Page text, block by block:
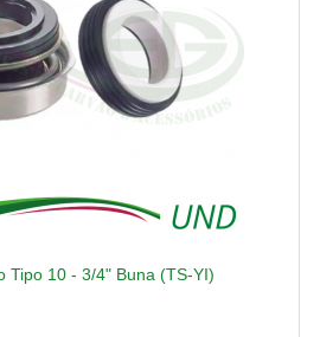
Tipo 10 - 3/4" Buna (TS-YI)